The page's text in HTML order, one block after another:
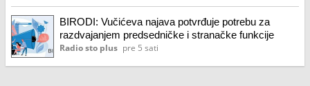
BIRODI: Vučićeva najava potvrđuje potrebu za
razdvajanjem predsedničke i stranačke funkcije
Radio sto plus pre 5 sati